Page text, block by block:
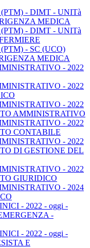
- DIMT - UNITà
MEDICA
- DIMT - UNITà
- SC (UCO)
MEDICA
- 2022
- 2022
- 2022
AMMINISTRATIVO
- 2022
CONTABILE
- 2022
DI GESTIONE DEL
- 2022
GIURIDICO
- 2024
- 2022 - oggi -
-
- 2022 - oggi -
E